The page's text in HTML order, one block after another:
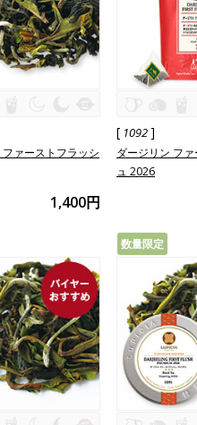
ァーストフラッシ
1,400円
[ 1092]
ダージリン フ
ュ 2026
数量限定